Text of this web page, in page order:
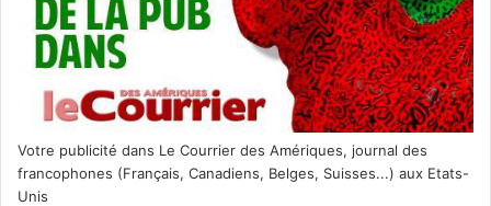
Votre publicité dans Le Courrier des Amériques, journal des
francophones (Français, Canadiens, Belges, Suisses...) aux Etats-
Unis